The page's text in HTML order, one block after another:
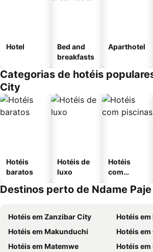
Hotel
Bed and
breakfasts
Aparthotel
Categorias de hotéis
City
Hotéis
baratos
Hotéis de
luxo
Hotéis
com
Destinos perto de Ndame
Hotéis em Zanzibar City
Hotéis
Hotéis em Makunduchi
Hotéis
Hotéis em Matemwe
Hotéis em